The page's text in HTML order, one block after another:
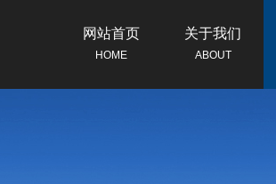
网站首页
HOME
关于我们
ABOUT